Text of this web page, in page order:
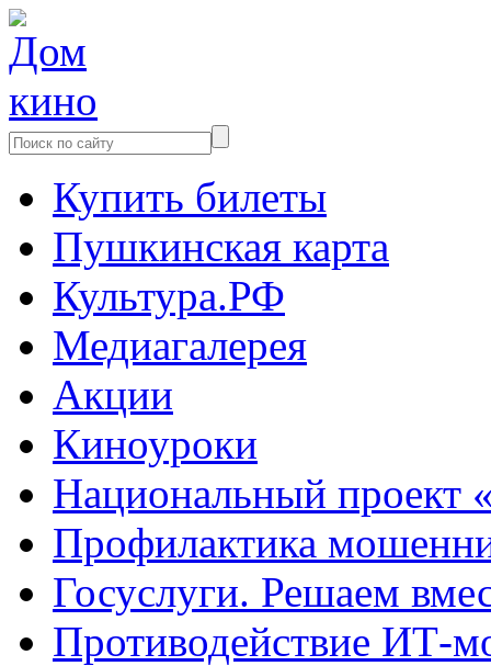
Купить билеты
Пушкинская карта
Культура.РФ
Медиагалерея
Акции
Киноуроки
Национальный проект
Профилактика
Госуслуги. Решаем
Противодействие ИТ-